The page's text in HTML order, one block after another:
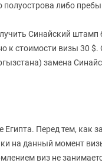
либо
Синайский штамп
к стоимости визы 30
замена
Перед тем, как
на данный момент
виз не